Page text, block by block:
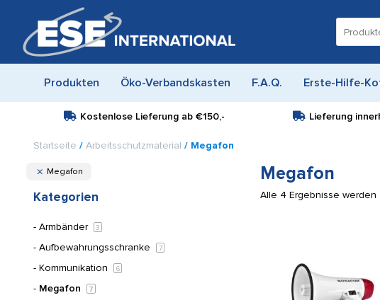
nach:
Produkten Öko-Verbandskasten F.A.Q. Erste-Hilfe-
Kostenlose Lieferung ab €150,- Lieferung
Startseite / Arbeitsschutzmaterial / Megafon
Megafon
Kategorien
Armbänder 3
Aufbewahrungsschranke 7
Kommunikation 6
Megafon 7
Megafon
Alle 4 Ergebnisse werden